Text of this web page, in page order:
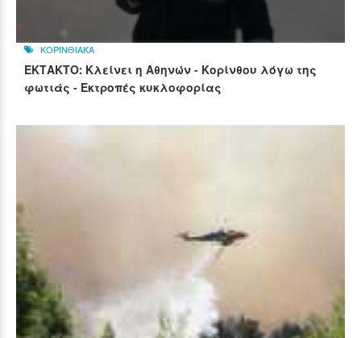
ΚΟΡΙΝΘΙΑΚΑ
ΕΚΤΑΚΤΟ: Κλείνει η Αθηνών - Κορίνθου λόγω της
φωτιάς - Εκτροπές κυκλοφορίας